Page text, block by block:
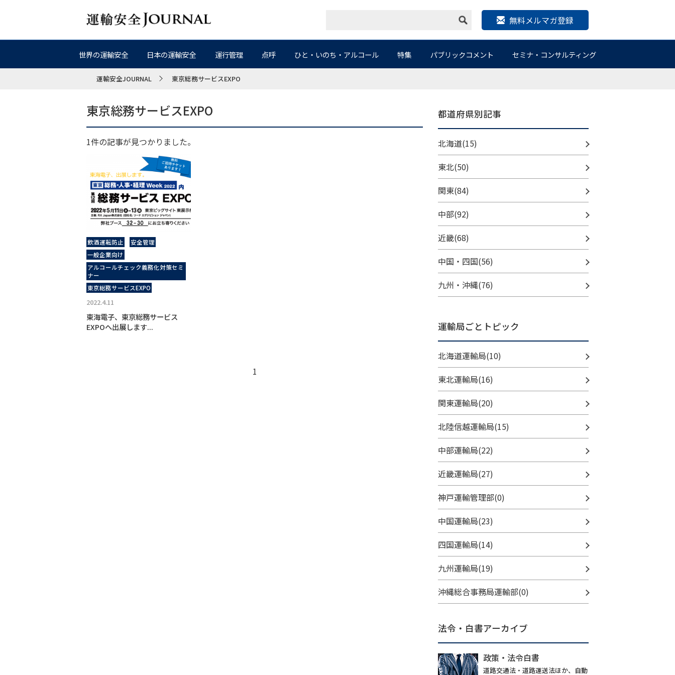
無料メルマガ登録
世界の運輸安全 日本の運輸安全 運行管理 点呼 ひと・いのち・アルコール 特集 パブリックコメント セミナ・コンサルティング
運輸安全JOURNAL 東京総務サービスEXPO
東京総務サービスEXPO
1件の記事が見つかりました。
飲酒運転防止
安全管理
一般企業向け
アルコールチェック義務化対策セミ
ナー
東京総務サービスEXPO
2022.4.11
東海電子、東京総務サービス
EXPOへ出展します...
1
都道府県別記事
北海道(15)
東北(50)
関東(84)
中部(92)
近畿(68)
中国・四国(56)
九州・沖縄(76)
運輸局ごとトピック
北海道運輸局(10)
東北運輸局(16)
関東運輸局(20)
北陸信越運輸局(15)
中部運輸局(22)
近畿運輸局(27)
神戸運輸管理部(0)
中国運輸局(23)
四国運輸局(14)
九州運輸局(19)
沖縄総合事務局運輸部(0)
法令・白書アーカイブ
政策・法令白書
道路交通法・道路運送法ほか、自動